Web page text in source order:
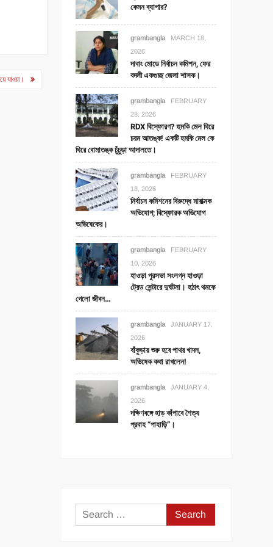
যাওয়া।
কেমন ব্যাপার?
grambangla
MARCH 18,
2026
দাবাং মোডে নির্বাচন কমিশন, ফের
বদলী একগুচ্ছ জেলা শাসক।
grambangla
FEBRUARY
28, 2026
RDX বিস্ফোরণ? হুমকি মেল ঘিরে
চরম আতঙ্ক! একটি হমকি মেল কে
ঘিরে বোমাতঙ্ক চুঁচুড়া আদালতে।
grambangla
FEBRUARY
18, 2026
নির্বাচন কমিশনের বিরুদ্ধে মারাত্মক
অভিযোগ; বিস্ফোরক অভিযোগ
অভিষেকের।
grambangla
FEBRUARY
10, 2026
হাওড়া পুরসভা সংলগ্ন হাওড়া
ট্রেড সেন্টারে দুর্ঘটনা। হঠাৎ থমকে
গেলো জীবন…
grambangla
JANUARY 17,
2026
বাঁকুড়ায় শুরু হবে পাথর খাদন,
অভিষেক কথা রাখলেন!
grambangla
JANUARY 4,
2026
দক্ষিণবঙ্গে হাড় কাঁপাবে শৈত্য
প্রবাহ “পাহাড়ি”।
Search
for: